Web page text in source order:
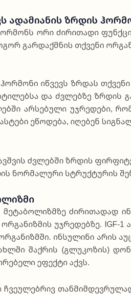
Ადამიანის Ზრდის
ორი ძი­რი­თა­დი
გარ­დაქ­მნის თქვე­ნი
იწ­ვევს ზრდას
და ძვლე­ბზე ზრდის
არ­სე­ბუ­ლი უჯ­რე­დე­ბი,
ეწო­დე­ბა, იღე­ბენ
ძვლებ­ში ზრდის
ნო­რმა­ლუ­რი სტრუქ­ტუ­რის
მე­ტა­ბო­ლიზ­მზე ძი­რი­თა­დად
უჯ­რე­დე­ბზე. IGF-
ინ­სუ­ლი­ნი არის
შა­ქრის (გლუ­კო­ზის)
ეფექ­ტი აქვს.
ჩვე­უ­ლე­ბრივ